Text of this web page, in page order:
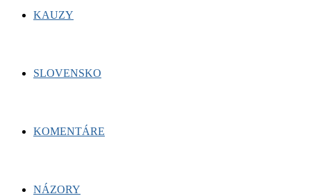
KAUZY
SLOVENSKO
KOMENTÁRE
NÁZORY